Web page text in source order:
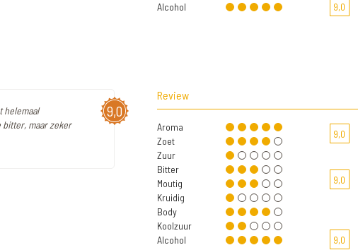
Alcohol
9,0
9,0
helemaal
maar zeker
Review
Aroma
Zoet
Zuur
Bitter
Moutig
Kruidig
Body
Koolzuur
Alcohol
9,0
9,0
9,0